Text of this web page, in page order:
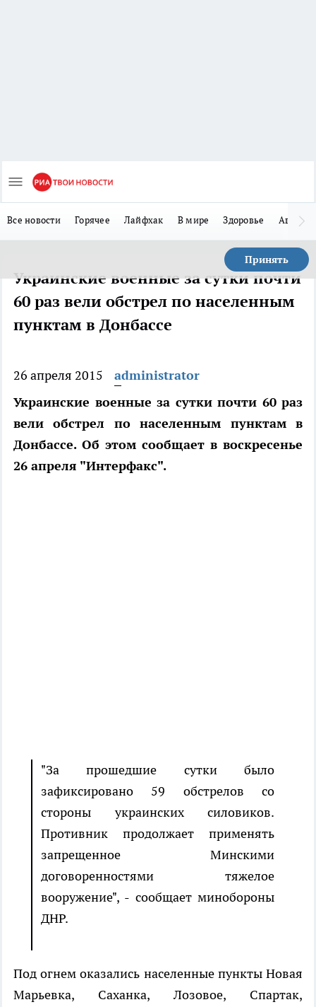
Все новости Горячее Лайфхак В мире Здоровье Авто
Принять
Украинские военные за сутки почти
60 раз вели обстрел по населенным
пунктам в Донбассе
26 апреля 2015
administrator
Украинские военные за сутки почти 60 раз
вели обстрел по населенным пунктам в
Донбассе. Об этом сообщает в воскресенье
26 апреля "Интерфакс".
"За прошедшие сутки было
зафиксировано 59 обстрелов со
стороны украинских силовиков.
Противник продолжает применять
запрещенное Минскими
договоренностями тяжелое
вооружение", - сообщает минобороны
ДНР.
Под огнем оказались населенные пункты Новая
Марьевка, Саханка, Лозовое, Спартак,